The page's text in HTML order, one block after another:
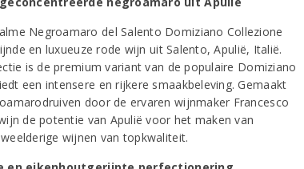
Negroamaro del Salento Domiziano Collezione
en luxueuze rode wijn uit Salento, Apulië, Italië.
is de premium variant van de populaire Domiziano
een intensere en rijkere smaakbeleving. Gemaakt
door de ervaren wijnmaker Francesco
de potentie van Apulië voor het maken van
wijnen van topkwaliteit.